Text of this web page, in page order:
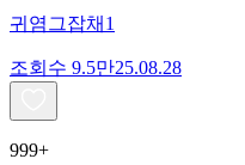
귀염그잡채1
조회수 9.5만25.08.28
999+